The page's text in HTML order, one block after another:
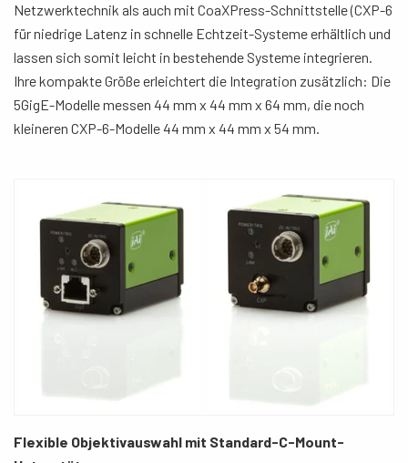
Netzwerktechnik als auch mit CoaXPress-Schnittstelle (CXP-6
für niedrige Latenz in schnelle Echtzeit-Systeme erhältlich und
lassen sich somit leicht in bestehende Systeme integrieren.
Ihre kompakte Größe erleichtert die Integration zusätzlich: Die
5GigE-Modelle messen 44 mm x 44 mm x 64 mm, die noch
kleineren CXP-6-Modelle 44 mm x 44 mm x 54 mm.
Flexible Objektivauswahl mit Standard-C-Mount-